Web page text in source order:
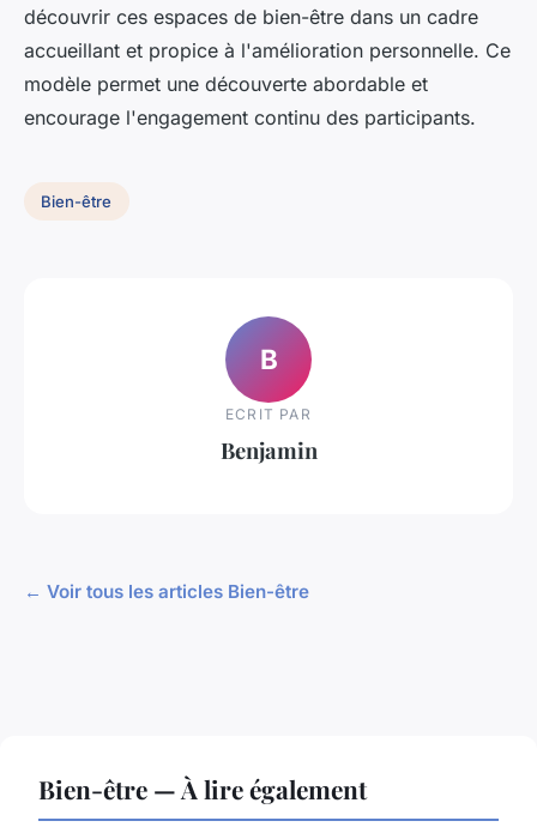
découvrir ces espaces de bien-être dans un cadre
accueillant et propice à l'amélioration personnelle. Ce
modèle permet une découverte abordable et
encourage l'engagement continu des participants.
Bien-être
B
ECRIT PAR
Benjamin
← Voir tous les articles Bien-être
Bien-être — À lire également